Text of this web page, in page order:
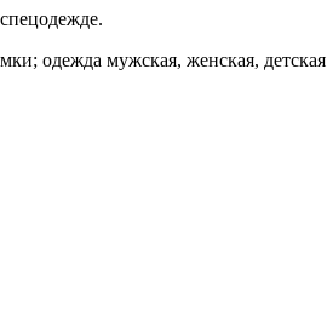
одежда мужская, женская,